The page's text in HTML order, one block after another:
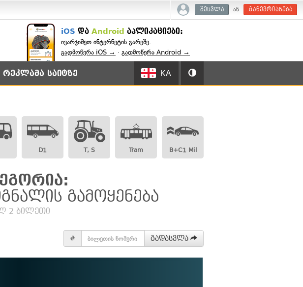
შესვლა ან გაწევრიანება
iOS და Android აპლიკაციები:
ივარჯიშეთ ინტერნეტის გარეშე.
გადმოწერა iOS → · გადმოწერა Android →
რეკლამა საიტზე KA
D1 T, S Tram B+C1 Mil
გამოყენება
2 ბილეთი
# გადასვლა